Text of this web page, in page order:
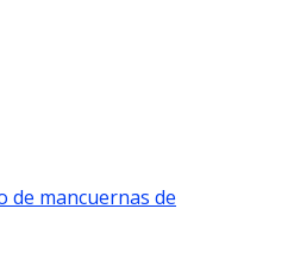
de mancuernas de